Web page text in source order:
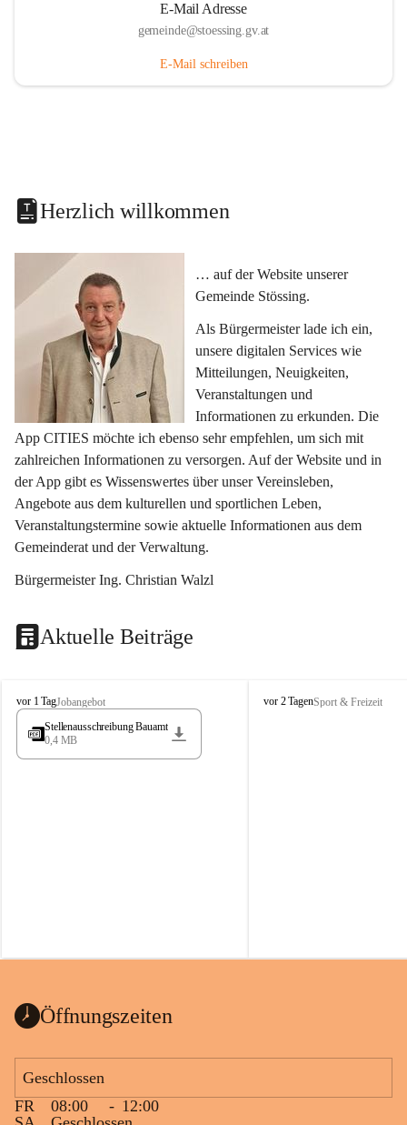
E-Mail Adresse
gemeinde@stoessing.gv.at
E-Mail schreiben
Herzlich willkommen
… auf der Website unserer
Gemeinde Stössing.
Als Bürgermeister lade ich ein,
unsere digitalen Services wie
Mitteilungen, Neuigkeiten,
Veranstaltungen und
Informationen zu erkunden. Die
App CITIES möchte ich ebenso sehr empfehlen, um sich mit
zahlreichen Informationen zu versorgen. Auf der Website und in
der App gibt es Wissenswertes über unser Vereinsleben,
Angebote aus dem kulturellen und sportlichen Leben,
Veranstaltungstermine sowie aktuelle Informationen aus dem
Gemeinderat und der Verwaltung.
Bürgermeister Ing. Christian Walzl
Aktuelle Beiträge
S
t
s
vor 1 TagJobangebot
Stellenausschreibung Bauamt
0,4 MB
S
vor 2 TagenSport & Freizeit
Öffnungszeiten
Geschlossen
FR
08:00 - 12:00